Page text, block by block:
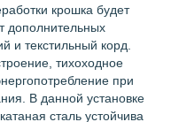
крошка будет
дополнительных
и текстильный корд.
тихоходное
при
В данной установке
сталь устойчива